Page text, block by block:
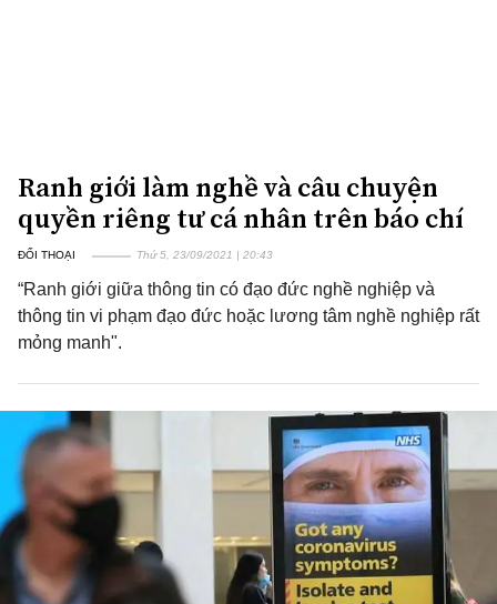
Ranh giới làm nghề và câu chuyện
quyền riêng tư cá nhân trên báo chí
ĐỐI THOẠI Thứ 5, 23/09/2021 | 20:43
“Ranh giới giữa thông tin có đạo đức nghề nghiệp và
thông tin vi phạm đạo đức hoặc lương tâm nghề nghiệp rất
mỏng manh".